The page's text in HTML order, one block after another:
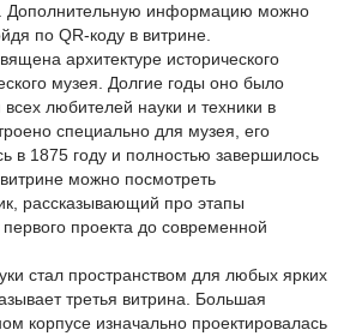
Дополнительную информацию можно
по QR-коду в витрине.
архитектуре исторического
музея. Долгие годы оно было
любителей науки и техники в
специально для музея, его
в 1875 году и полностью завершилось
можно посмотреть
рассказывающий про этапы
проекта до современной
стал пространством для любых ярких
третья витрина. Большая
корпусе изначально проектировалась